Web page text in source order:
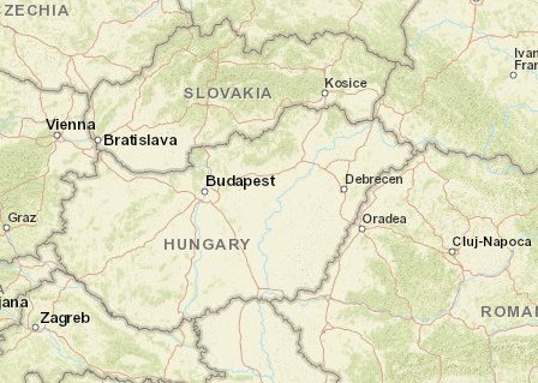
Cette journée est consacrée à la
découverte approfondie de la vallée de
Valbona. Votre randonnée en boucle
d'environ 12 km (4h, +703 m) traverse
prairies, forêts et hameaux isolés. Tout au
long du parcours, les sommets des Alpes
albanaises dessinent l'horizon et rappellent
combien cette région demeure préservée.
Vous prenez le temps d'apprécier l'ambiance
paisible de la vallée, loin des grands flux
touristiques. Dans l'après-midi, vous
reprenez la route vers Kukës. Les
panoramas sur le lac de Fierzë et les
montagnes du nord accompagnent
agréablement ce trajet.